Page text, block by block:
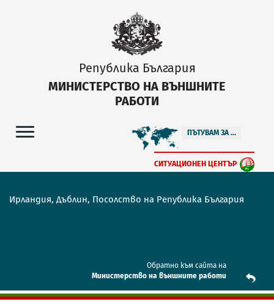
Република България
МИНИСТЕРСТВО НА ВЪНШНИТЕ
РАБОТИ
ПЪТУВАМ ЗА ...
СИТУАЦИОНЕН ЦЕНТЪР
Ирландия, Дъблин, Посолство на Република България
Обратно към сайта на
Mинистерство на външните работи